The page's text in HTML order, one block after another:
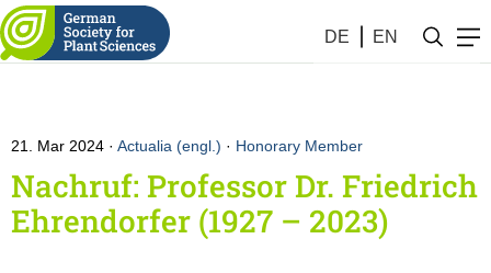
DE EN
21. Mar 2024 Actualia (engl.) · Honorary Member
Nachruf: Professor Dr. Friedrich
Ehrendorfer (1927 – 2023)